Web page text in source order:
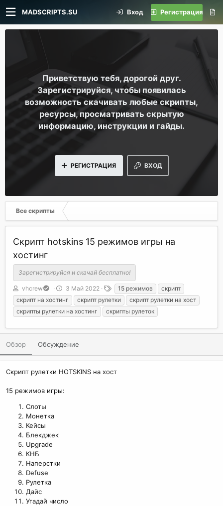
MADSCRIPTS.SU Вход Регистрация
Приветствую тебя, дорогой друг.
Зарегистрируйся, чтобы появилась
возможность скачивать любые скрипты,
ресурсы, просматривать скрытую
информацию, инструкции и гайды.
ВХОД
РЕГИСТРАЦИЯ
Все скрипты
Скрипт hotskins 15 режимов игры на
хостинг
Зарегистрируйся и скачай бесплатно!
А
в
т
о
vhcrew
Д
а
т
а
о
а
н
3 Май 2022
Т
е
г
и
15 режимов
скрипт
скрипт на хостинг
скрипт рулетки
скрипт рулетки на хост
скрипты рулетки на хостинг
скрипты рулеток
Обзор Обсуждение
Скрипт рулетки HOTSKINS на хост
15 режимов игры:
Слоты
Монетка
Кейсы
Блекджек
Upgrade
КНБ
Наперстки
Defuse
Рулетка
Дайс
Угадай число